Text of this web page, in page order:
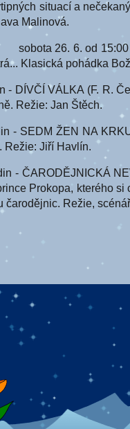
situací a
Malinová.
26. 6. od 15:00
Klasická pohádka
VÁLKA (F. R.
Režie: Jan Štěch.
ŽEN NA KRKU
Režie: Jiří Havlín.
Prokopa, kterého
čarodějnic. Režie,